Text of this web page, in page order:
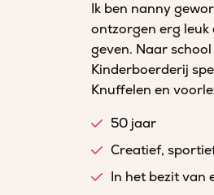
Ik ben nanny
ontzorgen erg leuk
geven. Naar
Kinderboerderij
Knuffelen en
50 jaar
Creatief,
In het bezit van